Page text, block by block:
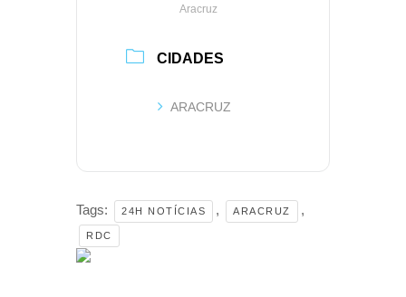
Aracruz
CIDADES
ARACRUZ
Tags: 24H NOTÍCIAS , ARACRUZ ,
RDC